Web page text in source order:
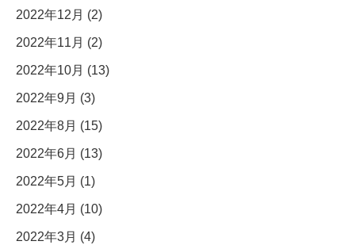
2022年12月 (2)
2022年11月 (2)
2022年10月 (13)
2022年9月 (3)
2022年8月 (15)
2022年6月 (13)
2022年5月 (1)
2022年4月 (10)
2022年3月 (4)